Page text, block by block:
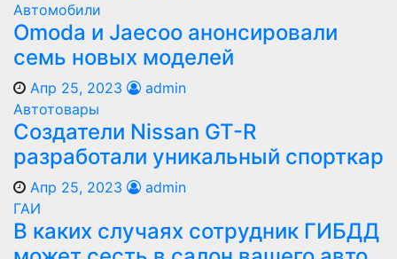
Автомобили
Оmoda и Jaecoo анонсировали
семь новых моделей
Апр 25, 2023
admin
Автотовары
Создатели Nissan GT-R
разработали уникальный спорткар
Апр 25, 2023
admin
ГАИ
В каких случаях сотрудник ГИБДД